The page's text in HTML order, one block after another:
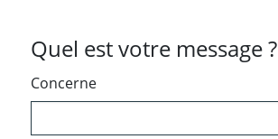
Quel est votre message ?
Concerne